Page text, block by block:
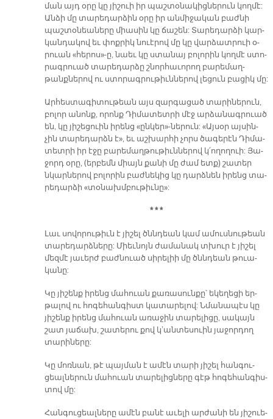
ման այդ օ­րը կը յի­շուի իր պաշ­տօ­նա­կից­նե­րուն կող­մէ:
Ան­ձի մը տա­րե­դար­ձին օ­րը իր ան­մի­ջա­կան բաժ­նի
պաշ­տօ­նեա­նե­րը միա­սին կը ճա­շեն: Տա­րե­դար­ձի կար­
կան­դա­կով եւ փոք­րիկ նուէ­րով մը կը վար­ձատ­րուի օ­
րուան «հե­րոս»-ը, նաեւ կը ստա­նայ բո­լո­րին կող­մէ ստո­
րագ­րուած տա­րե­դար­ձը շնոր­հա­ւո­րող բա­րե­մաղ­
թանք­նե­րով ու ստո­րագ­րու­թիւն­նե­րով լե­ցուն բա­ցիկ մը:
Ար­հես­տա­գի­տու­թեան այս զար­գա­ցած տա­րի­նե­րուն,
բո­լոր ա­նոնք, ո­րոնք Դի­մա­տետ­րի մէջ ար­ձա­նագ­րուած
են, կը յի­շե­ցուին ի­րենց «ըն­կեր»-նե­րուն: «Այ­սօր այ­սին­
չին տա­րե­դարձն է», եւ աշ­խար­հի չորս ծա­գե­րէն Դի­մա­
տետ­րի իր է­ջը բա­րե­մաղ­թու­թիւն­նե­րով կ՛ո­ղո­ղուի: Յա­
ջորդ օ­րը, (եր­բեմն միայն քա­նի մը ժամ ետք) շա­տեր
նկար­նե­րով բո­լո­րին բաժ­նե­կից կը դարձ­նեն ի­րենց տա­
րե­դար­ձի «տօ­նախմ­բու­թիւ­նը»:
* * *
Լաւ սո­վո­րու­թիւն է յի­շել ծննդեան կամ ա­մուս­նու­թեան
տա­րե­դարձ­նե­րը: Միեւ­նոյն ժա­մա­նակ տխուր է յի­շել
մեզ­մէ յա­ւերժ բաժ­նուած սի­րե­լիի մը ծննդեան թուա­
կա­նը:
Կը յի­շենք ի­րենց մա­հուան քա­ռա­սուն­քը՝ ե­կե­ղե­ցի եր­
թա­լով ու հո­գե­հան­գիստ կա­տա­րե­լով: Նմա­նա­պէս կը
յի­շենք ի­րենց մա­հուան ա­ռա­ջին տա­րե­լի­ցը, սա­կայն
շատ յա­ճախ, շա­տե­րու քով կ’ան­տե­սուին յա­ջոր­դող
տա­րի­նե­րը:
Կը մոռ­նան, թէ պայ­ման է ա­մէն տա­րի յի­շել հան­գու­
ցեալ­նե­րուն մա­հուան տա­րե­լից­նե­րը գէթ հո­գե­հան­գիս­
տով մը:
Հան­գու­ցեալ­նե­րը ա­մէն բա­նէ ա­ւե­լի ար­ժա­նի են յի­շուե­